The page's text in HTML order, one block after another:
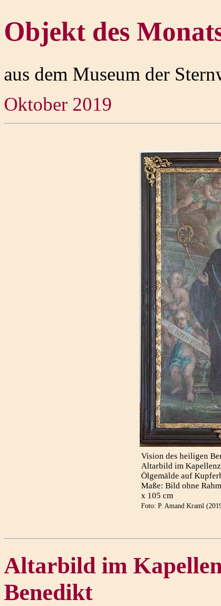
Objekt des
aus dem Museum der
Oktober 2019
Vision des heiligen
Altarbild im
Ölgemälde auf
Maße: Bild ohne
x 105 cm
Foto: P. Amand Kraml
Altarbild im
Benedikt